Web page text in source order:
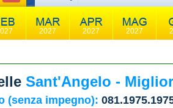
2027 2027 2027
Sant'Angelo -
(senza impegno):